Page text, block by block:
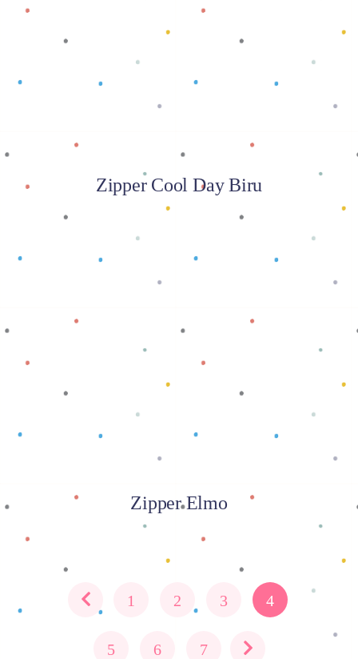
Baca selengkapnya
Zipper Cool Day Biru
Baca selengkapnya
Zipper Elmo
1 2 3 4
5 6 7